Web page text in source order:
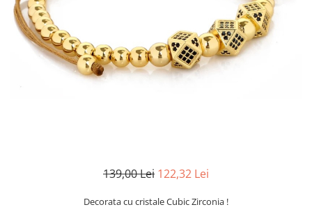
CERCEI
CEASURI DAMA
139,00 Lei 122,32 Lei
Decorata cu cristale Cubic Zirconia !